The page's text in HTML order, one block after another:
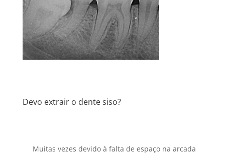
Devo extrair o dente siso?
Muitas vezes devido à falta de espaço na arcada